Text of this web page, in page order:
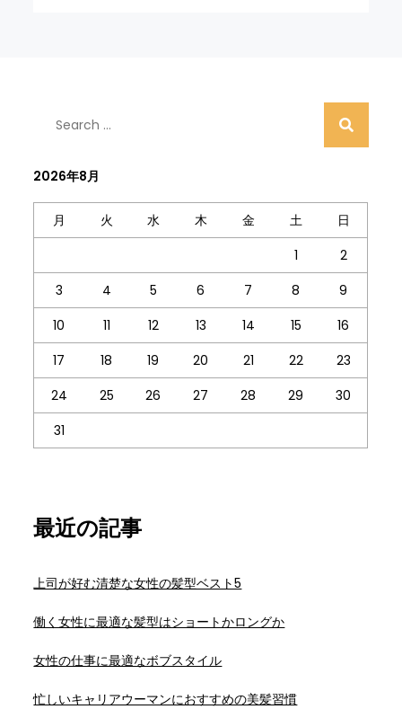
2026年8月
月 火 水 木 金 土
日
1
2
3
4 5 6 7 8
9
10
11 12 13 14 15
16
17
18 19 20 21 22
23
24
25 26 27 28 29
30
31
最近の記事
上司が好む清楚な女性の髪型ベスト5
働く女性に最適な髪型はショートかロングか
女性の仕事に最適なボブスタイル
忙しいキャリアウーマンにおすすめの美髪習慣